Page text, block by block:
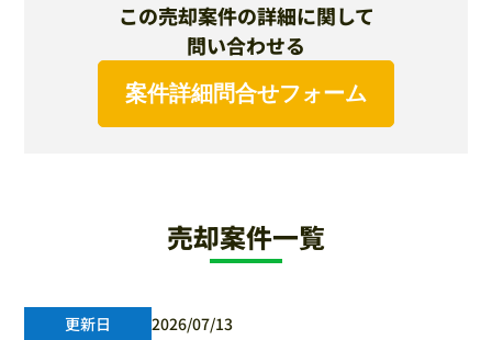
この売却案件の詳細に関して
問い合わせる
売却案件一覧
2026/07/13